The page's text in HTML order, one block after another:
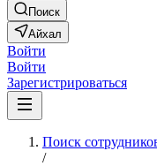
Поиск
Айхал
Войти
Войти
Зарегистрироваться
Поиск
/